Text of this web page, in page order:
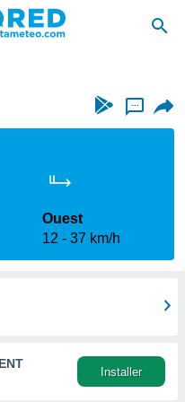
...
Ouest
12
37 km/h
Installer